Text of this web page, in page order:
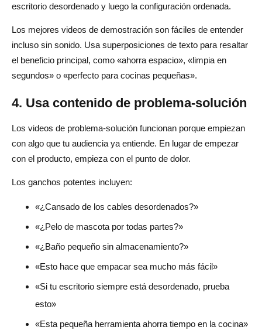
escritorio desordenado y luego la configuración ordenada.
Los mejores videos de demostración son fáciles de entender
incluso sin sonido. Usa superposiciones de texto para resaltar
el beneficio principal, como «ahorra espacio», «limpia en
segundos» o «perfecto para cocinas pequeñas».
4. Usa contenido de problema-solución
Los videos de problema-solución funcionan porque empiezan
con algo que tu audiencia ya entiende. En lugar de empezar
con el producto, empieza con el punto de dolor.
Los ganchos potentes incluyen:
«¿Cansado de los cables desordenados?»
«¿Pelo de mascota por todas partes?»
«¿Baño pequeño sin almacenamiento?»
«Esto hace que empacar sea mucho más fácil»
«Si tu escritorio siempre está desordenado, prueba
esto»
«Esta pequeña herramienta ahorra tiempo en la cocina»